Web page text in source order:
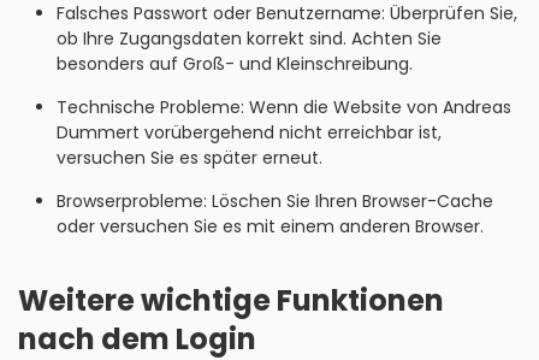
Falsches Passwort oder Benutzername: Überprüfen Sie,
ob Ihre Zugangsdaten korrekt sind. Achten Sie
besonders auf Groß- und Kleinschreibung.
Technische Probleme: Wenn die Website von Andreas
Dummert vorübergehend nicht erreichbar ist,
versuchen Sie es später erneut.
Browserprobleme: Löschen Sie Ihren Browser-Cache
oder versuchen Sie es mit einem anderen Browser.
Weitere wichtige Funktionen
nach dem Login